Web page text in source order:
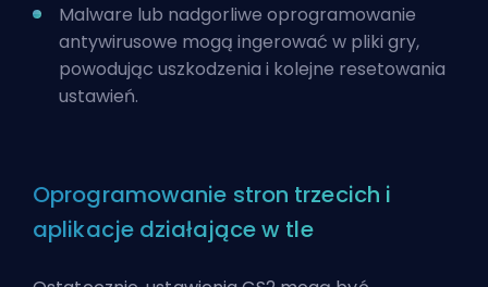
Malware lub nadgorliwe oprogramowanie
antywirusowe mogą ingerować w pliki gry,
powodując uszkodzenia i kolejne resetowania
ustawień.
Oprogramowanie stron trzecich i
aplikacje działające w tle